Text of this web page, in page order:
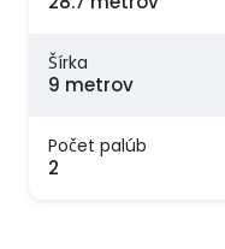
Šírka
9 metrov
Počet palúb
2